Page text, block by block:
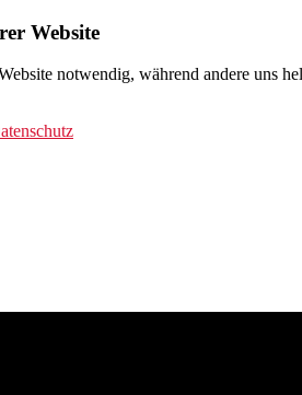
Website
notwendig, während andere uns